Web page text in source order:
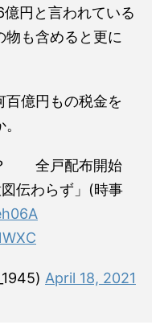
円と言われている
物も含めると更に
百億円もの税金を
？ 全戸配布開始
伝わらず」(時事
April 18, 2021